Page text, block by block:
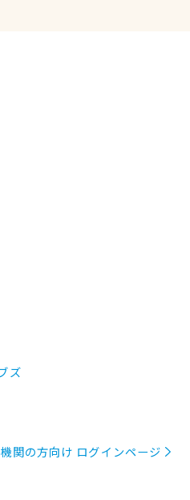
ズ
関の方向け ログインページ